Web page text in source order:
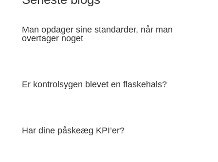
Man opdager sine standarder, når man
overtager noget
Er kontrolsygen blevet en flaskehals?
Har dine påskeæg KPI’er?